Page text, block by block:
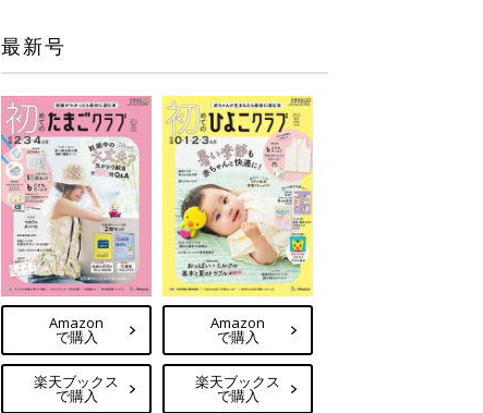
最新号
Amazon
で購入
楽天ブックス
で購入
Amazon
で購入
楽天ブックス
で購入